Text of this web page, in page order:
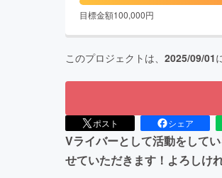
目標金額100,000円
このプロジェクトは、 2025/09/01
ポスト シェア
Vライバーとして活動をして
せていただきます！よろしけ